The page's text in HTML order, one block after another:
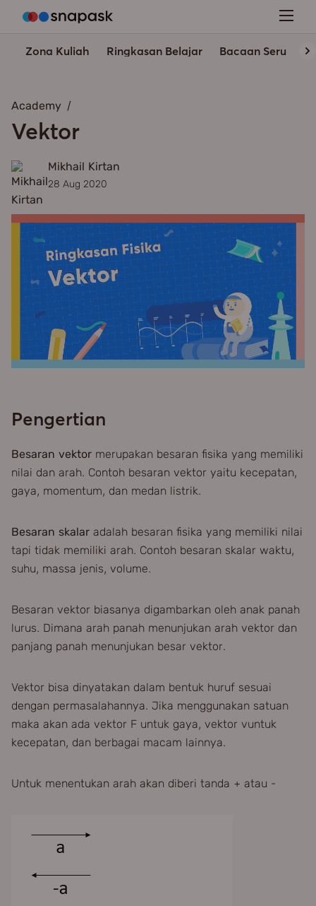
Zona Kuliah Ringkasan Belajar Bacaan Seru
Academy
Vektor
Mikhail Kirtan
28 Aug 2020
Pengertian
Besaran vektor merupakan besaran fisika yang memiliki
nilai dan arah. Contoh besaran vektor yaitu kecepatan,
gaya, momentum, dan medan listrik.
Besaran skalar adalah besaran fisika yang memiliki nilai
tapi tidak memiliki arah. Contoh besaran skalar waktu,
suhu, massa jenis, volume.
Besaran vektor biasanya digambarkan oleh anak panah
lurus. Dimana arah panah menunjukan arah vektor dan
panjang panah menunjukan besar vektor.
Vektor bisa dinyatakan dalam bentuk huruf sesuai
dengan permasalahannya. Jika menggunakan satuan
maka akan ada vektor F untuk gaya, vektor vuntuk
kecepatan, dan berbagai macam lainnya.
Untuk menentukan arah akan diberi tanda + atau -